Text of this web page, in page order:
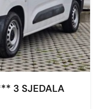
3 SJEDALA